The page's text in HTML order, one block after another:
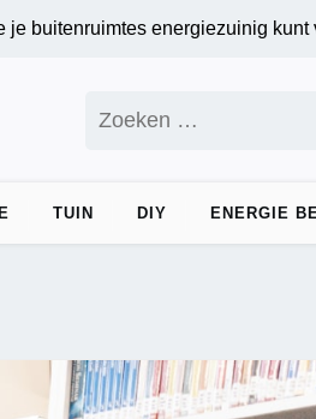
energiezuinig kunt
naar:
TUIN DIY ENERGIE